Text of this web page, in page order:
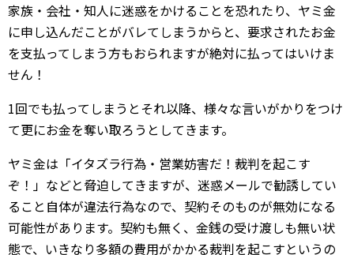
家族・会社・知人に迷惑をかけることを恐れたり、ヤミ金
に申し込んだことがバレてしまうからと、要求されたお金
を支払ってしまう方もおられますが絶対に払ってはいけま
せん！
1回でも払ってしまうとそれ以降、様々な言いがかりをつけ
て更にお金を奪い取ろうとしてきます。
ヤミ金は「イタズラ行為・営業妨害だ！裁判を起こす
ぞ！」などと脅迫してきますが、迷惑メールで勧誘してい
ること自体が違法行為なので、契約そのものが無効になる
可能性があります。契約も無く、金銭の受け渡しも無い状
態で、いきなり多額の費用がかかる裁判を起こすというの